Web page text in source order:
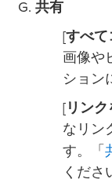
共有
[すべて
画像や
ション
[ リン
なリン
す。「
くださ